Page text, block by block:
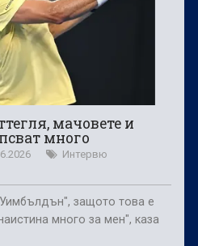
мачовете и
много
Интервю
защото това е
много за мен", каза